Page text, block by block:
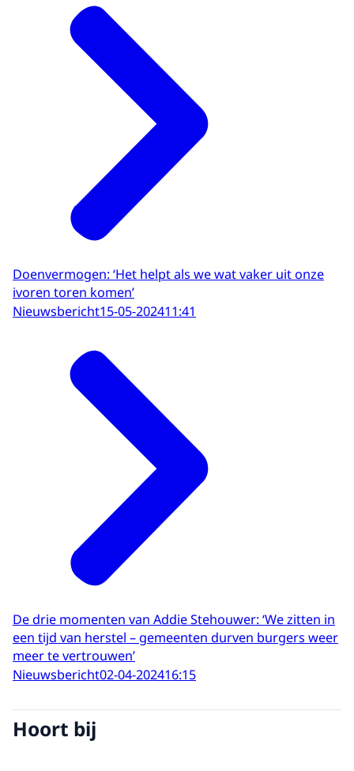
Doenvermogen: ‘Het helpt als we wat vaker uit onze
ivoren toren komen’
Nieuwsbericht15-05-202411:41
De drie momenten van Addie Stehouwer: ‘We zitten in
een tijd van herstel – gemeenten durven burgers weer
meer te vertrouwen’
Nieuwsbericht02-04-202416:15
Hoort bij